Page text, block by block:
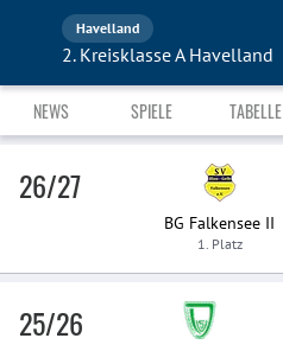
Havelland
2. Kreisklasse A Havelland
NEWS SPIELE TABELLE
26/27
BG Falkensee II
1. Platz
25/26